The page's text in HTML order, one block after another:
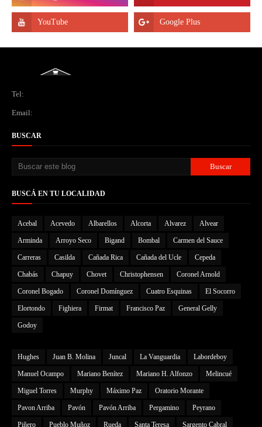
Tel:
Email:
BUSCAR
BUSCÁ EN TU LOCALIDAD
Acebal Acevedo Albarellos Alcorta Alvarez Alvear
Arminda Arroyo Seco Bigand Bombal Carmen del Sauce
Carreras Casilda Cañada Rica Cañada del Ucle Cepeda
Chabás Chapuy Chovet Christophensen Coronel Arnold
Coronel Bogado Coronel Domínguez Cuatro Esquinas El Socorro
Elortondo Fighiera Firmat Francisco Paz General Gelly
Godoy
Hughes Juan B. Molina Juncal La Vanguardia Labordeboy
Manuel Ocampo Mariano Benítez Mariano H. Alfonzo Melincué
Miguel Torres Murphy Máximo Paz Oratorio Morante
Pavon Arriba Pavón Pavón Arriba Pergamino Peyrano
Piñero Pueblo Muñoz Rueda Santa Teresa Sargento Cabral